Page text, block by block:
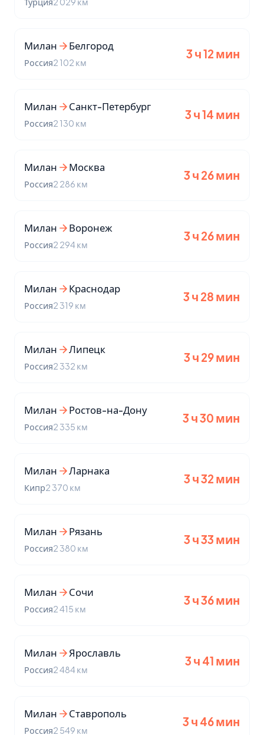
Милан Белгород
Россия2 102 км
3 ч 12 мин
Милан Санкт-Петербург
Россия2 130 км
3 ч 14 мин
Милан Москва
Россия2 286 км
3 ч 26 мин
Милан Воронеж
Россия2 294 км
3 ч 26 мин
Милан Краснодар
Россия2 319 км
3 ч 28 мин
Милан Липецк
Россия2 332 км
3 ч 29 мин
Милан Ростов-на-Дону
Россия2 335 км
3 ч 30 мин
Милан Ларнака
Кипр2 370 км
3 ч 32 мин
Милан Рязань
Россия2 380 км
3 ч 33 мин
Милан Сочи
Россия2 415 км
3 ч 36 мин
Милан Ярославль
Россия2 484 км
3 ч 41 мин
Милан Ставрополь
Россия2 549 км
3 ч 46 мин